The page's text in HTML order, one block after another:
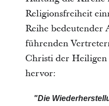
Religionsfreiheit
Reihe bedeutender
führenden
Christi der Heiligen
hervor:
"Die